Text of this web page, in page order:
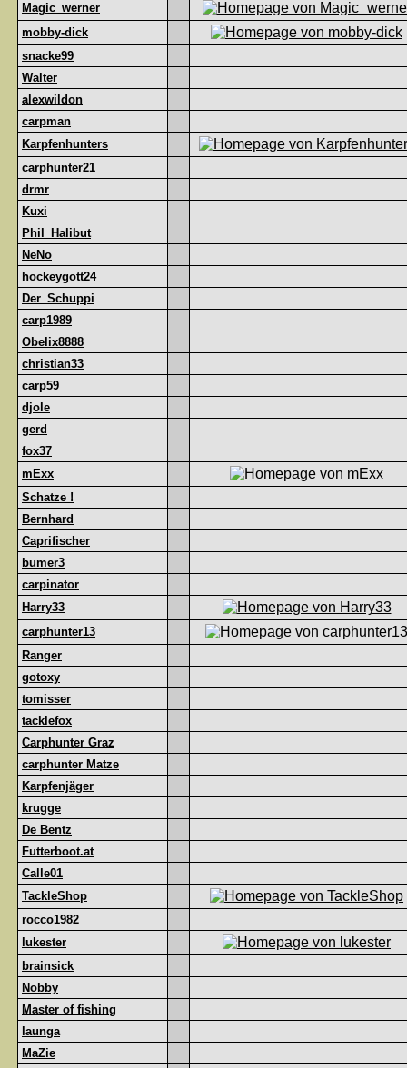
Magic_werner
mobby-dick
snacke99
Walter
alexwildon
carpman
Karpfenhunters
carphunter21
drmr
Kuxi
Phil_Halibut
NeNo
hockeygott24
Der_Schuppi
carp1989
Obelix8888
christian33
carp59
djole
gerd
fox37
mExx
Schatze !
Bernhard
Caprifischer
bumer3
carpinator
Harry33
carphunter13
Ranger
gotoxy
tomisser
tacklefox
Carphunter Graz
carphunter Matze
Karpfenjäger
krugge
De Bentz
Futterboot.at
Calle01
TackleShop
rocco1982
lukester
brainsick
Nobby
Master of fishing
launga
MaZie